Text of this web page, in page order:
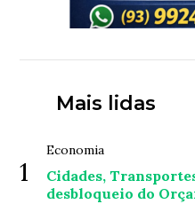
Mais lidas
1
Economia
Cidades,
desbloqueio do